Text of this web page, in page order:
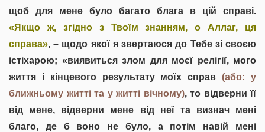
щоб для мене було багато блага в цій справі.
«Якщо ж, згідно з Твоїм знанням, о Аллаг, ця
справа», – щодо якої я звертаюся до Тебе зі своєю
істіхарою; «виявиться злом для моєї релігії, мого
життя і кінцевого результату моїх справ(або: у
ближньому житті та у житті вічному), то відверни її
від мене, відверни мене від неї та визнач мені
благо, де б воно не було, а потім навій мені